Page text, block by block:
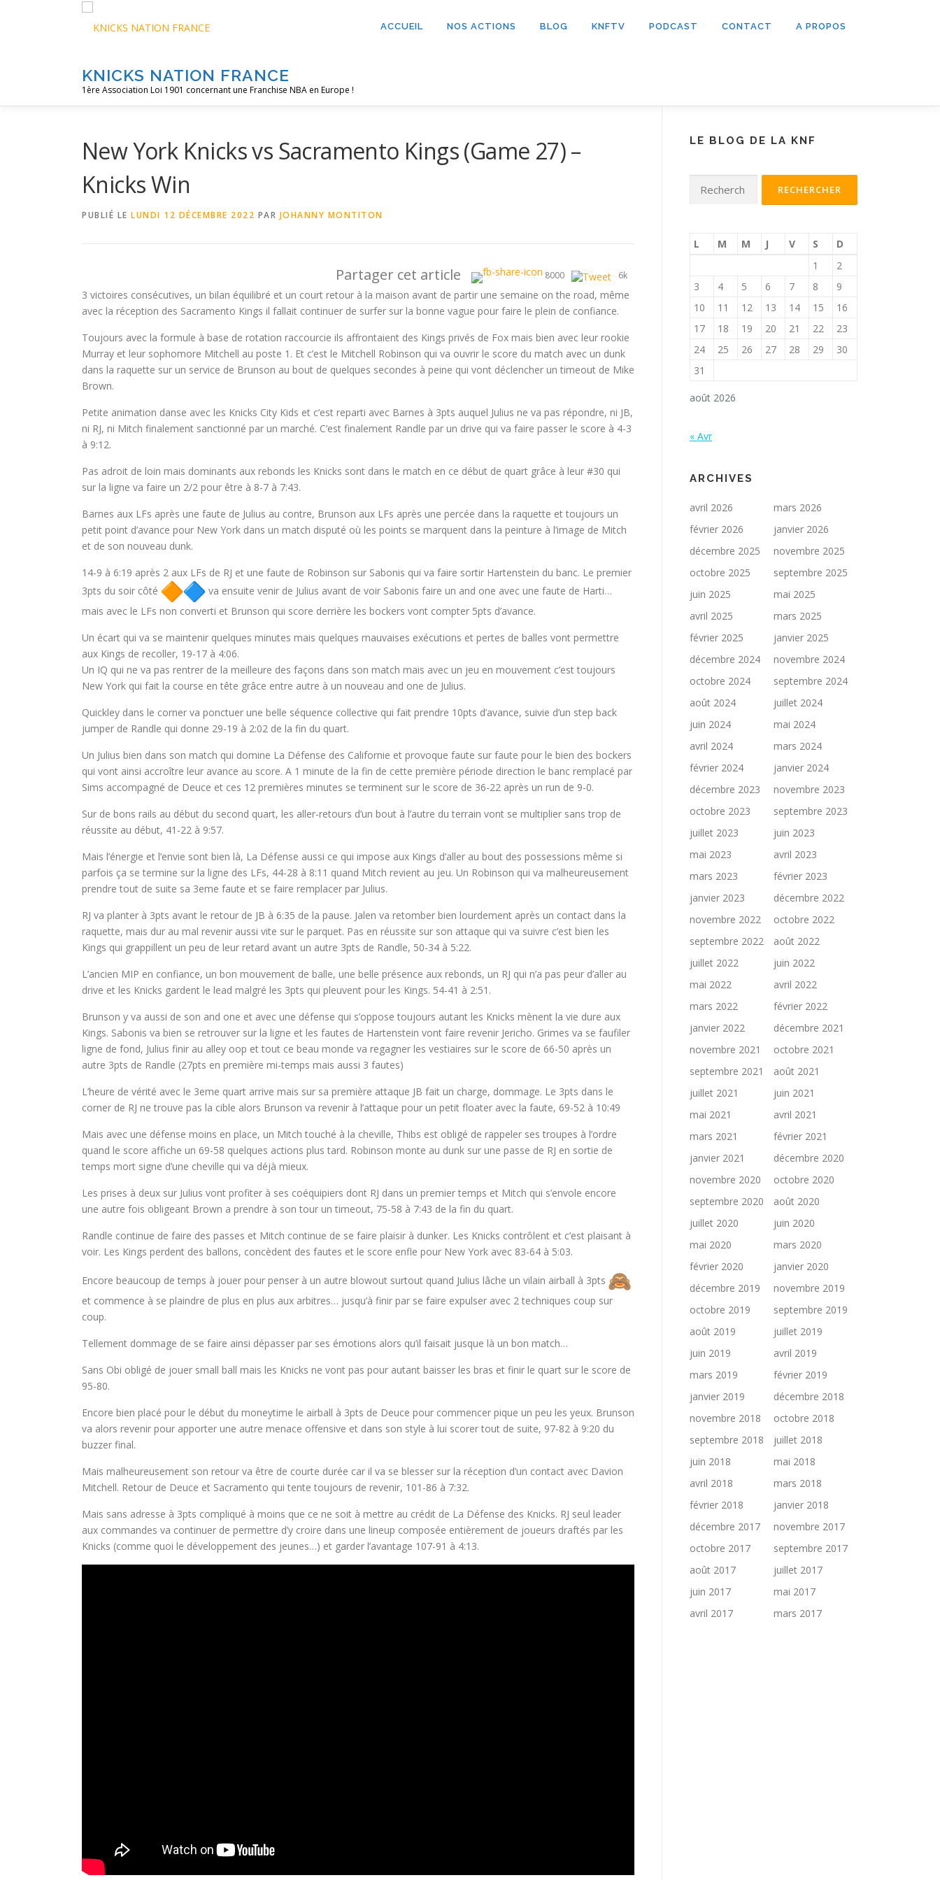
KNICKS NATION FRANCE
1ère Association Loi 1901 concernant une Franchise NBA en Europe !
ACCUEIL NOS ACTIONS BLOG KNFTV PODCAST CONTACT A PROPOS
New York Knicks vs Sacramento Kings (Game 27) –
Knicks Win
PUBLIÉ LE LUNDI 12 DÉCEMBRE 2022 PAR JOHANNY MONTITON
Partager cet article 8000 6k
3 victoires consécutives, un bilan équilibré et un court retour à la maison avant de partir une semaine on the road, même
avec la réception des Sacramento Kings il fallait continuer de surfer sur la bonne vague pour faire le plein de confiance.
Toujours avec la formule à base de rotation raccourcie ils affrontaient des Kings privés de Fox mais bien avec leur rookie
Murray et leur sophomore Mitchell au poste 1. Et c’est le Mitchell Robinson qui va ouvrir le score du match avec un dunk
dans la raquette sur un service de Brunson au bout de quelques secondes à peine qui vont déclencher un timeout de Mike
Brown.
Petite animation danse avec les Knicks City Kids et c’est reparti avec Barnes à 3pts auquel Julius ne va pas répondre, ni JB,
ni RJ, ni Mitch finalement sanctionné par un marché. C’est finalement Randle par un drive qui va faire passer le score à 4-3
à 9:12.
Pas adroit de loin mais dominants aux rebonds les Knicks sont dans le match en ce début de quart grâce à leur #30 qui
sur la ligne va faire un 2/2 pour être à 8-7 à 7:43.
Barnes aux LFs après une faute de Julius au contre, Brunson aux LFs après une percée dans la raquette et toujours un
petit point d’avance pour New York dans un match disputé où les points se marquent dans la peinture à l’image de Mitch
et de son nouveau dunk.
14-9 à 6:19 après 2 aux LFs de RJ et une faute de Robinson sur Sabonis qui va faire sortir Hartenstein du banc. Le premier
3pts du soir côté
va ensuite venir de Julius avant de voir Sabonis faire un and one avec une faute de Harti…
mais avec le LFs non converti et Brunson qui score derrière les bockers vont compter 5pts d’avance.
Un écart qui va se maintenir quelques minutes mais quelques mauvaises exécutions et pertes de balles vont permettre
aux Kings de recoller, 19-17 à 4:06.
Un IQ qui ne va pas rentrer de la meilleure des façons dans son match mais avec un jeu en mouvement c’est toujours
New York qui fait la course en tête grâce entre autre à un nouveau and one de Julius.
Quickley dans le corner va ponctuer une belle séquence collective qui fait prendre 10pts d’avance, suivie d’un step back
jumper de Randle qui donne 29-19 à 2:02 de la fin du quart.
Un Julius bien dans son match qui domine La Défense des Californie et provoque faute sur faute pour le bien des bockers
qui vont ainsi accroître leur avance au score. A 1 minute de la fin de cette première période direction le banc remplacé par
Sims accompagné de Deuce et ces 12 premières minutes se terminent sur le score de 36-22 après un run de 9-0.
Sur de bons rails au début du second quart, les aller-retours d’un bout à l’autre du terrain vont se multiplier sans trop de
réussite au début, 41-22 à 9:57.
Mais l’énergie et l’envie sont bien là, La Défense aussi ce qui impose aux Kings d’aller au bout des possessions même si
parfois ça se termine sur la ligne des LFs, 44-28 à 8:11 quand Mitch revient au jeu. Un Robinson qui va malheureusement
prendre tout de suite sa 3eme faute et se faire remplacer par Julius.
RJ va planter à 3pts avant le retour de JB à 6:35 de la pause. Jalen va retomber bien lourdement après un contact dans la
raquette, mais dur au mal revenir aussi vite sur le parquet. Pas en réussite sur son attaque qui va suivre c’est bien les
Kings qui grappillent un peu de leur retard avant un autre 3pts de Randle, 50-34 à 5:22.
L’ancien MIP en confiance, un bon mouvement de balle, une belle présence aux rebonds, un RJ qui n’a pas peur d’aller au
drive et les Knicks gardent le lead malgré les 3pts qui pleuvent pour les Kings. 54-41 à 2:51.
Brunson y va aussi de son and one et avec une défense qui s’oppose toujours autant les Knicks mènent la vie dure aux
Kings. Sabonis va bien se retrouver sur la ligne et les fautes de Hartenstein vont faire revenir Jericho. Grimes va se faufiler
ligne de fond, Julius finir au alley oop et tout ce beau monde va regagner les vestiaires sur le score de 66-50 après un
autre 3pts de Randle (27pts en première mi-temps mais aussi 3 fautes)
L’heure de vérité avec le 3eme quart arrive mais sur sa première attaque JB fait un charge, dommage. Le 3pts dans le
corner de RJ ne trouve pas la cible alors Brunson va revenir à l’attaque pour un petit floater avec la faute, 69-52 à 10:49
Mais avec une défense moins en place, un Mitch touché à la cheville, Thibs est obligé de rappeler ses troupes à l’ordre
quand le score affiche un 69-58 quelques actions plus tard. Robinson monte au dunk sur une passe de RJ en sortie de
temps mort signe d’une cheville qui va déjà mieux.
Les prises à deux sur Julius vont profiter à ses coéquipiers dont RJ dans un premier temps et Mitch qui s’envole encore
une autre fois obligeant Brown a prendre à son tour un timeout, 75-58 à 7:43 de la fin du quart.
Randle continue de faire des passes et Mitch continue de se faire plaisir à dunker. Les Knicks contrôlent et c’est plaisant à
voir. Les Kings perdent des ballons, concèdent des fautes et le score enfle pour New York avec 83-64 à 5:03.
Encore beaucoup de temps à jouer pour penser à un autre blowout surtout quand Julius lâche un vilain airball à 3pts
et commence à se plaindre de plus en plus aux arbitres… jusqu’à finir par se faire expulser avec 2 techniques coup sur
coup.
Tellement dommage de se faire ainsi dépasser par ses émotions alors qu’il faisait jusque là un bon match…
Sans Obi obligé de jouer small ball mais les Knicks ne vont pas pour autant baisser les bras et finir le quart sur le score de
95-80.
Encore bien placé pour le début du moneytime le airball à 3pts de Deuce pour commencer pique un peu les yeux. Brunson
va alors revenir pour apporter une autre menace offensive et dans son style à lui scorer tout de suite, 97-82 à 9:20 du
buzzer final.
Mais malheureusement son retour va être de courte durée car il va se blesser sur la réception d’un contact avec Davion
Mitchell. Retour de Deuce et Sacramento qui tente toujours de revenir, 101-86 à 7:32.
Mais sans adresse à 3pts compliqué à moins que ce ne soit à mettre au crédit de La Défense des Knicks. RJ seul leader
aux commandes va continuer de permettre d’y croire dans une lineup composée entièrement de joueurs draftés par les
Knicks (comme quoi le développement des jeunes…) et garder l’avantage 107-91 à 4:13.
LE BLOG DE LA KNF
août 2026
L M M J V S
D
1
2
3
4 5 6 7 8
9
10
11 12 13 14 15
16
17
18 19 20 21 22
23
24
25 26 27 28 29
30
31
« Avr
ARCHIVES
avril 2026
mars 2026
février 2026
janvier 2026
décembre 2025
novembre 2025
octobre 2025
septembre 2025
juin 2025
mai 2025
avril 2025
mars 2025
février 2025
janvier 2025
décembre 2024
novembre 2024
octobre 2024
septembre 2024
août 2024
juillet 2024
juin 2024
mai 2024
avril 2024
mars 2024
février 2024
janvier 2024
décembre 2023
novembre 2023
octobre 2023
septembre 2023
juillet 2023
juin 2023
mai 2023
avril 2023
mars 2023
février 2023
janvier 2023
décembre 2022
novembre 2022
octobre 2022
septembre 2022
août 2022
juillet 2022
juin 2022
mai 2022
avril 2022
mars 2022
février 2022
janvier 2022
décembre 2021
novembre 2021
octobre 2021
septembre 2021
août 2021
juillet 2021
juin 2021
mai 2021
avril 2021
mars 2021
février 2021
janvier 2021
décembre 2020
novembre 2020
octobre 2020
septembre 2020
août 2020
juillet 2020
juin 2020
mai 2020
mars 2020
février 2020
janvier 2020
décembre 2019
novembre 2019
octobre 2019
septembre 2019
août 2019
juillet 2019
juin 2019
avril 2019
mars 2019
février 2019
janvier 2019
décembre 2018
novembre 2018
octobre 2018
septembre 2018
juillet 2018
juin 2018
mai 2018
avril 2018
mars 2018
février 2018
janvier 2018
décembre 2017
novembre 2017
octobre 2017
septembre 2017
août 2017
juillet 2017
juin 2017
mai 2017
avril 2017
mars 2017